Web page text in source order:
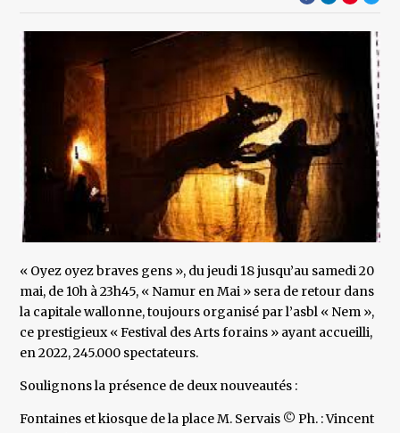
« Oyez oyez braves gens », du jeudi 18 jusqu’au samedi 20
mai, de 10h à 23h45, « Namur en Mai » sera de retour dans
la capitale wallonne, toujours organisé par l’asbl « Nem »,
ce prestigieux « Festival des Arts forains » ayant accueilli,
en 2022, 245.000 spectateurs.
Soulignons la présence de deux nouveautés :
Fontaines et kiosque de la place M. Servais © Ph. : Vincent